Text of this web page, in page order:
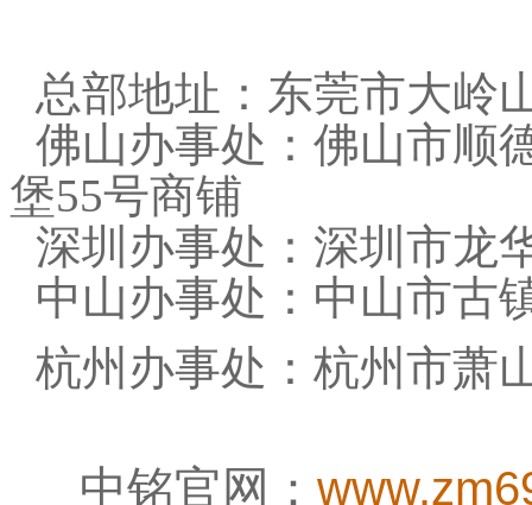
总部地址：东莞市大岭
佛山办事处：佛山市顺
堡55号商铺
深圳办事处：深圳市龙
中山办事处：中山市古
杭州办事处：杭州市萧
中铭官网：